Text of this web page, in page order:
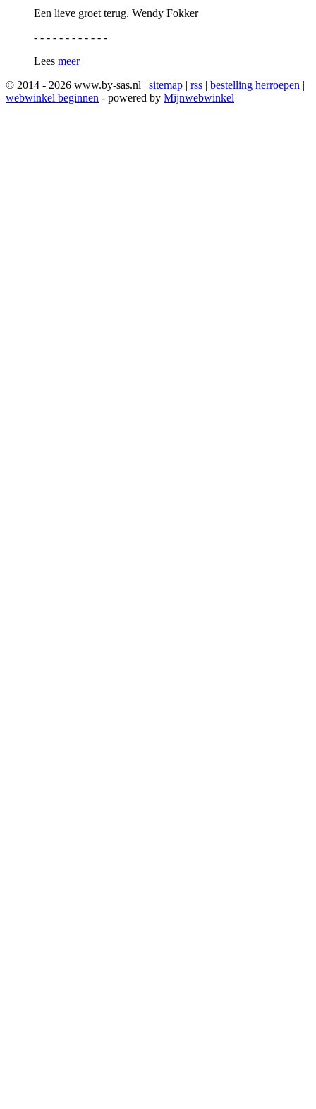
Een lieve groet terug. Wendy Fokker
- - - - - - - - - - - -
Lees meer
© 2014 - 2026 www.by-sas.nl | sitemap | rss | bestelling herroepen |
webwinkel beginnen - powered by Mijnwebwinkel